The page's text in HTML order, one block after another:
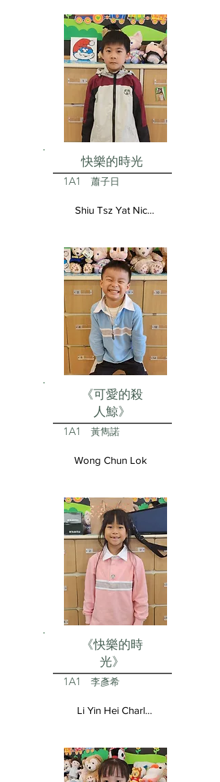
快樂的時光
1A1 蕭子日
Shiu Tsz Yat Nicolas
《可愛的殺
人鯨》
1A1 黃雋諾
Wong Chun Lok
《快樂的時
光》
1A1 李彥希
Li Yin Hei Charlotte